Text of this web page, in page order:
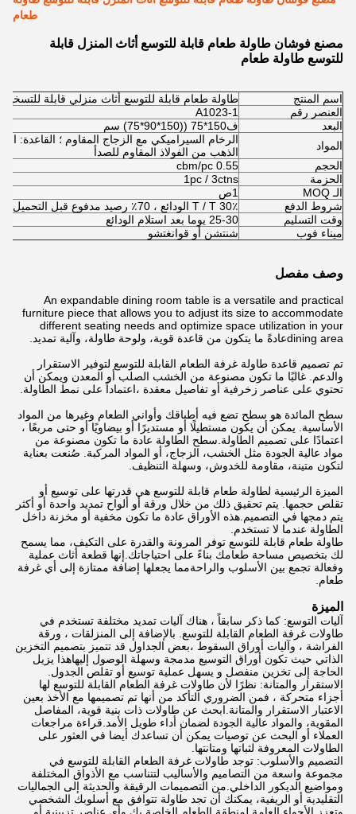
طعام
مصنع فوشان طاولة طعام قابلة للتوسع أثاث المنزل قابلة
للتوسع طاولة طعام
اسم المنتج
طاولة طعام قابلة للتوسع أثاث منزلي قابلة
العنصر رقم
A1023-1
البعد
ف150*75 ((150*90*75) سم
المواد
الرخام السيراميكي مع الزجاج المقاوم ؛ القاعدة:
الذهب من الفولاذ المقاوم للصدأ
الحجم
0.55 cbm/pc
الحزمة
1pc / 3ctns
الـ MOQ
1ص
شروط الدفع
T / T 30٪ الودائع ، 70٪ رصيد مدفوع قبل التحميل
وقت التسليم
25-30 يوما بعد استلام الودائع
ميناء فوب
شنتشن أو قوانغتشو
وصف مفصل
An expandable dining room table is a versatile and practical
furniture piece that allows you to adjust its size to accommodate
different seating needs and optimize space utilization in your
dining areaعادةً ما يتكون من قاعدة قوية، ولوحة طاولة، وآلية تمديد.
تم تصميم قاعدة طاولة غرفة الطعام القابلة للتوسع لتوفير الاستقرار
والدعم. غالبًا ما تكون مصنوعة من الخشب الصلب أو المعدن ويمكن أن
تحتوي على عناصر زخرفية أو تفاصيل معقدة ،اعتماداً على نمط الطاولة.
سطح المائدة هو سطح تضع فيه أطباقك وأواني الطعام وغيرها من المواد
الأساسية. يمكن أن يكون مستطيلًا أو مستديرًا أو بيضاويًا أو حتى مربعًا ،
اعتمادًا على تصميم الطاولة.سطح الطاولة عادة ما تكون مصنوعة من
مواد عالية الجودة مثل الخشب، الزجاج، أو المواد المركبة. صُنعت بعناية
لتكون متينة، مقاومة للخدوش، وسهلة التنظيف.
الميزة الرئيسية لطاولة طعام قابلة للتوسع هي قدرتها على توسيع أو
تقلص حجمها. يتم تحقيق ذلك من خلال ورقة أو ألواح تمديد واحدة أو أكثر
يتم دمجها في التصميم.هذه الأوراق عادة ما تكون مخفية أو مخزنة داخل
الطاولة عندما لا تستخدم.
طاولة طعام قابلة للتوسع توفر المرونة والقدرة على التكيف، مما يسمح
لك بتخصيص مساحة طعامك بناءً على احتياجاتك.إنها قطعة أثاث عملية
وفعالة تجمع بين الأسلوب والراحةمما يجعلها إضافة ممتازة إلى أي غرفة
طعام.
الميزة
آليات التوسع: كما ذكر سابقاً ، هناك آليات تمديد مختلفة تستخدم في
طاولات غرفة الطعام القابلة للتوسع. بالإضافة إلى المنزلقات ، ورقة
الفراشة ، وآليات أوراق السقوط ،بعض الجداول قد تتميز بتصميم التخزين
الذاتي حيث تكون أوراق التوسيع مدمجة وسهلة الوصول إليهاهذا يزيل
الحاجة إلى تخزين منفصل و يسهل عملية توسيع أو تقلص الجدول.
الاستقرار والمتانة: نظرًا لأن طاولات غرفة الطعام القابلة للتوسع لها
أجزاء متحركة ، فمن الضروري التأكد من أنها تم تصميمها مع الأخذ بعين
الاعتبار الاستقرار والمتانة.ابحث عن طاولات ذات بنية قوية، المفاصل
المقوية، والمواد عالية الجودة لضمان أداء طويل الأمد.قراءة مراجعات
العملاء أو البحث عن توصيات يمكن أن تساعدك أيضا في العثور على
الطاولات المعروفة لثباتها ومتانتها.
التصميم والأسلوب: توجد طاولات غرفة الطعام القابلة للتوسع في
مجموعة واسعة من التصاميم والأساليب لتتناسب مع الأذواق المختلفة
ومواضيع الديكور الداخلي.من التصميمات الرقيقة والحديثة إلى الجماليات
التقليدية أو الريفية، يمكنك أن تجد طاولة تتوافق مع أسلوبك الشخصي